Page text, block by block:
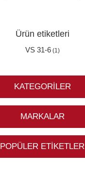
Ürün etiketleri
VS 31-6 (1)
KATEGORILER
MARKALAR
POPÜLER ETIKETLER